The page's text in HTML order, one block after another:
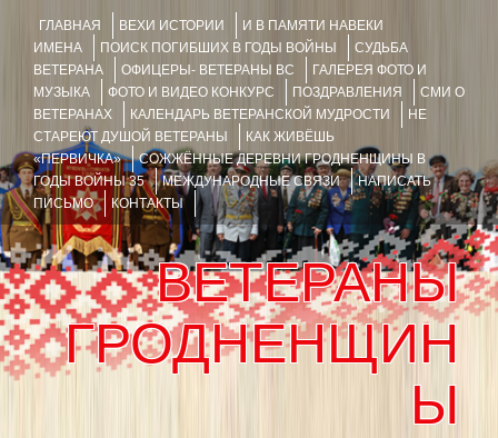
ГЛАВНАЯ ВЕХИ ИСТОРИИ
И В ПАМЯТИ НАВЕКИ
ИМЕНА
ПОИСК ПОГИБШИХ В ГОДЫ ВОЙНЫ
СУДЬБА
ВЕТЕРАНА
ОФИЦЕРЫ- ВЕТЕРАНЫ ВС
ГАЛЕРЕЯ ФОТО И
МУЗЫКА
ФОТО И ВИДЕО КОНКУРС ПОЗДРАВЛЕНИЯ
СМИ О
ВЕТЕРАНАХ
КАЛЕНДАРЬ ВЕТЕРАНСКОЙ МУДРОСТИ
НЕ
СТАРЕЮТ ДУШОЙ ВЕТЕРАНЫ
КАК ЖИВЁШЬ
«ПЕРВИЧКА»
СОЖЖЁННЫЕ ДЕРЕВНИ ГРОДНЕНЩИНЫ В
ГОДЫ ВОЙНЫ 35
МЕЖДУНАРОДНЫЕ СВЯЗИ
НАПИСАТЬ
ПИСЬМО
КОНТАКТЫ
ВЕТЕРАНЫ
ГРОДНЕНЩИН
Ы